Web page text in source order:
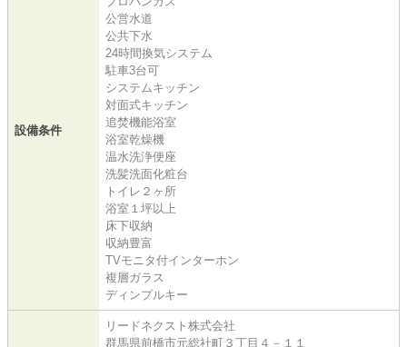
設備条件
公営水道
公共下水
24時間換気システム
駐車3台可
システムキッチン
対面式キッチン
追焚機能浴室
浴室乾燥機
温水洗浄便座
洗髪洗面化粧台
トイレ２ヶ所
浴室１坪以上
床下収納
収納豊富
TVモニタ付インターホン
複層ガラス
ディンプルキー
リードネクスト株式会社
群馬県前橋市元総社町３丁目４－１１